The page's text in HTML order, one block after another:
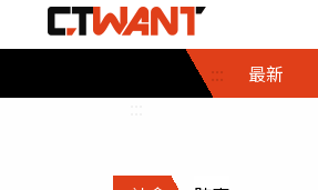
::: 最新
社會首頁
時事
調查
娛樂首頁
即時